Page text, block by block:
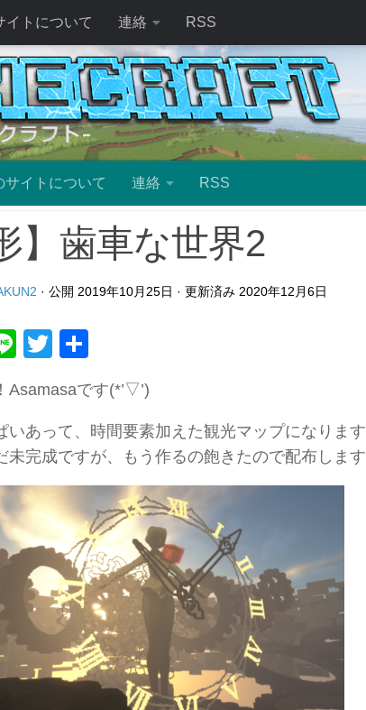
イトについて 連絡 RSS
サイトについて 連絡 RSS
】歯車な世界2
· 公開 2019年10月25日 · 更新済み 2020年12月6日
LineTwitter
Asamasaです(*’▽’)
いあって、時間要素加えた観光マップになります
未完成ですが、もう作るの飽きたので配布します